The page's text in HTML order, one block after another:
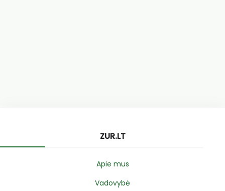
ZUR.LT
Apie mus
Vadovybė